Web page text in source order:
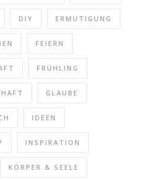
DIY ERMUTIGUNG
FEIERN
FRÜHLING
GLAUBE
IDEEN
INSPIRATION
KÖRPER & SEELE